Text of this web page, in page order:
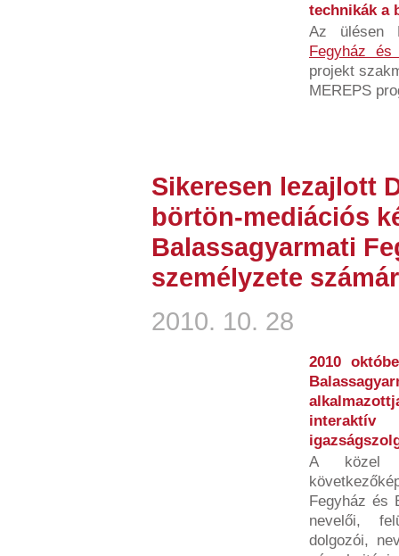
technikák a
Az ülésen
Fegyház és
projekt
MEREPS
Sikeresen lezajlott
börtön-mediációs
Balassagyarmati
személyzete
2010. 10. 28
2010
A közel
Fegyház és
nevelői,
dolgozói,